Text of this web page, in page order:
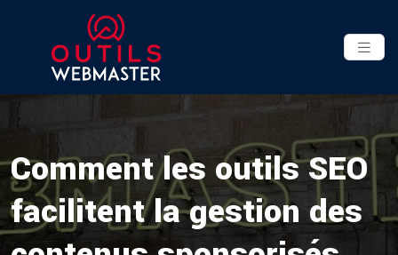
Comment les outils SEO
facilitent la gestion des